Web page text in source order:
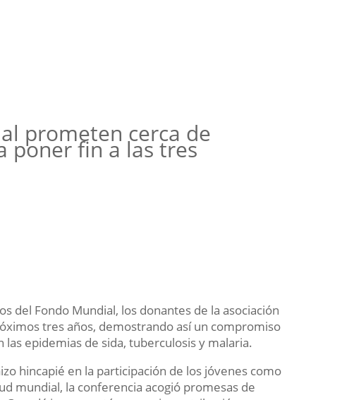
prometen cerca de
poner fin a las tres
del Fondo Mundial, los donantes de la asociación
tres años, demostrando así un compromiso
epidemias de sida, tuberculosis y malaria.
hincapié en la participación de los jóvenes como
mundial, la conferencia acogió promesas de